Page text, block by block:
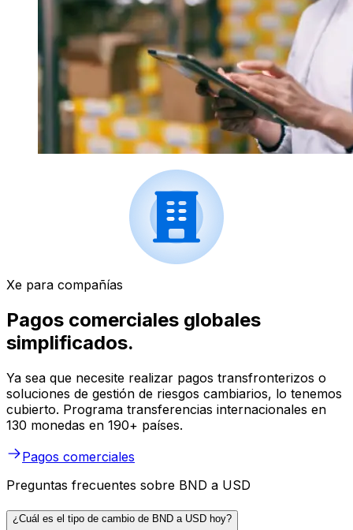
Xe para compañías
Pagos comerciales globales
simplificados.
Ya sea que necesite realizar pagos transfronterizos o
soluciones de gestión de riesgos cambiarios, lo tenemos
cubierto. Programa transferencias internacionales en
130 monedas en 190+ países.
Pagos comerciales
Preguntas frecuentes sobre BND a USD
¿Cuál es el tipo de cambio de BND a USD hoy?